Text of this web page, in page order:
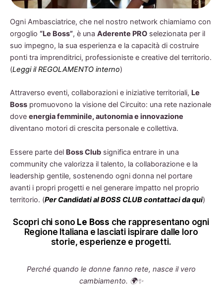
Ogni Ambasciatrice, che nel nostro network chiamiamo con
orgoglio “Le Boss”, è una Aderente PRO selezionata per il
suo impegno, la sua esperienza e la capacità di costruire
ponti tra imprenditrici, professioniste e creative del territorio.
(Leggi il REGOLAMENTO interno)
Attraverso eventi, collaborazioni e iniziative territoriali, Le
Boss promuovono la visione del Circuito: una rete nazionale
dove energia femminile, autonomia e innovazione
diventano motori di crescita personale e collettiva.
Essere parte del Boss Club significa entrare in una
community che valorizza il talento, la collaborazione e la
leadership gentile, sostenendo ogni donna nel portare
avanti i propri progetti e nel generare impatto nel proprio
territorio. (Per Candidati al BOSS CLUB contattaci da qui)
Scopri chi sono Le Boss che rappresentano ogni
Regione Italiana e lasciati ispirare dalle loro
storie, esperienze e progetti.
Perché quando le donne fanno rete, nasce il vero
cambiamento. 🌍✨